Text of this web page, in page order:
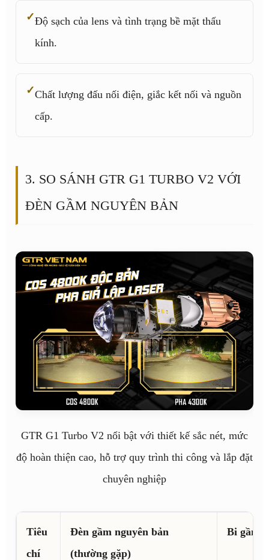
Độ sạch của lens và tình trạng bề mặt thấu
kính.
Chất lượng đấu nối điện, giắc kết nối và nguồn
cấp.
3. SO SÁNH GTR G1 TURBO V2 VỚI
ĐÈN GẦM NGUYÊN BẢN
GTR G1 Turbo V2 nổi bật với thiết kế sắc nét, mức
độ hoàn thiện cao, hỗ trợ quy trình thi công và lắp đặt
chuyên nghiệp
Tiêu
chí
Đèn gầm nguyên bản
(thường gặp)
Bi gầm